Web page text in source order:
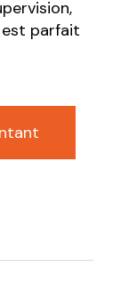
est parfait